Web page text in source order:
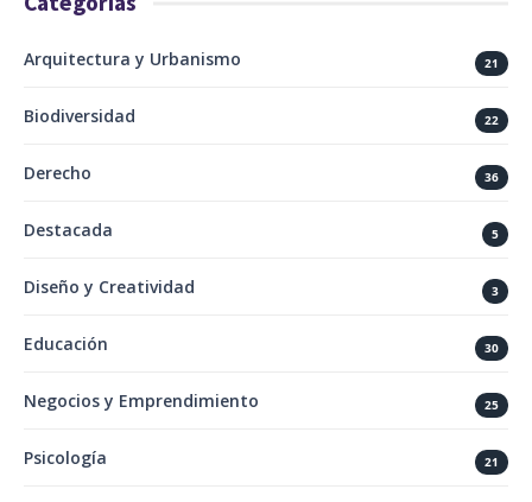
Arquitectura y Urbanismo 21
Biodiversidad 22
Derecho 36
Destacada 5
Diseño y Creatividad 3
Educación 30
Negocios y Emprendimiento 25
Psicología 21